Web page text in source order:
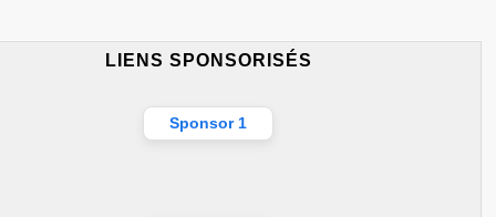
LIENS SPONSORISÉS
Sponsor 1